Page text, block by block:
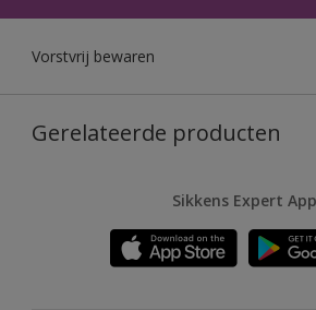
Vorstvrij bewaren
Gerelateerde producten
Sikkens Expert App